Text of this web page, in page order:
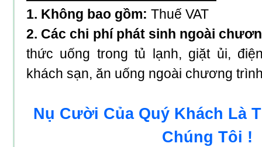
1. Không bao gồm: Thuế VAT
2. Các chi phí phát sinh ngoài
thức uống trong tủ lạnh, giặt ủi,
khách sạn, ăn uống ngoài chương
Nụ Cười Của Quý Khách Là
Chúng Tôi !